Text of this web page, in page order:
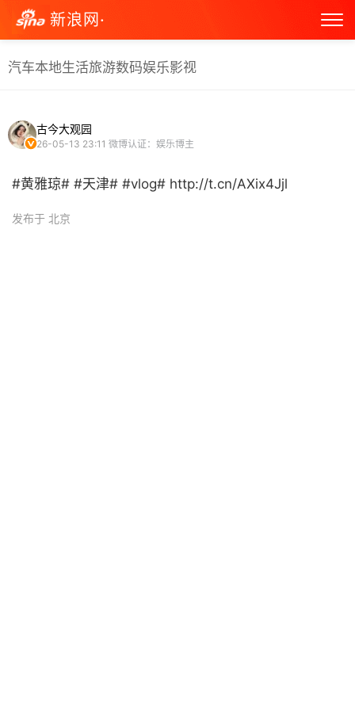
新浪网·
汽车本地生活旅游数码娱乐影视
古今大观园
26-05-13 23:11 微博认证：娱乐博主
#黄雅琼# #天津# #vlog# http://t.cn/AXix4Jjl ​
发布于 北京